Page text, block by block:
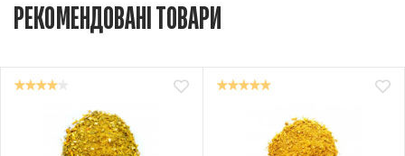
РЕКОМЕНДОВАНІ ТОВАРИ